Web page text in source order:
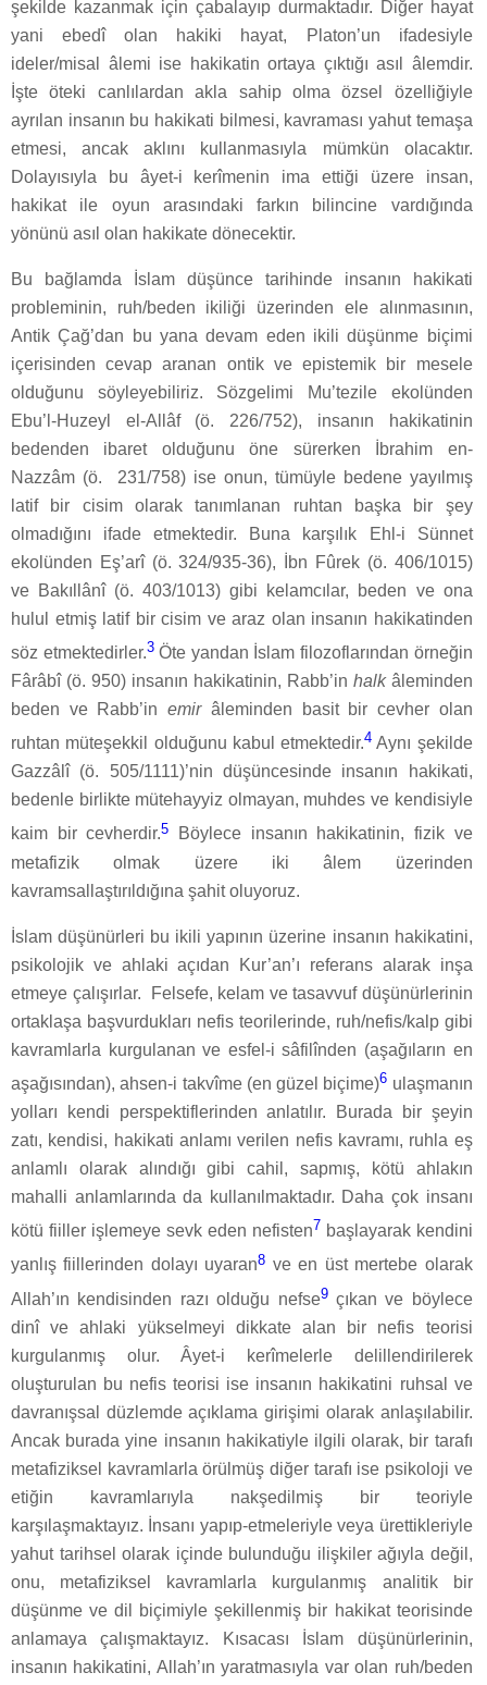
şekilde kazanmak için çabalayıp durmaktadır. Diğer hayat
yani ebedî olan hakiki hayat, Platon’un ifadesiyle
ideler/misal âlemi ise hakikatin ortaya çıktığı asıl âlemdir.
İşte öteki canlılardan akla sahip olma özsel özelliğiyle
ayrılan insanın bu hakikati bilmesi, kavraması yahut temaşa
etmesi, ancak aklını kullanmasıyla mümkün olacaktır.
Dolayısıyla bu âyet-i kerîmenin ima ettiği üzere insan,
hakikat ile oyun arasındaki farkın bilincine vardığında
yönünü asıl olan hakikate dönecektir.
Bu bağlamda İslam düşünce tarihinde insanın hakikati
probleminin, ruh/beden ikiliği üzerinden ele alınmasının,
Antik Çağ’dan bu yana devam eden ikili düşünme biçimi
içerisinden cevap aranan ontik ve epistemik bir mesele
olduğunu söyleyebiliriz. Sözgelimi Mu’tezile ekolünden
Ebu’l-Huzeyl el-Allâf (ö. 226/752), insanın hakikatinin
bedenden ibaret olduğunu öne sürerken İbrahim en-
Nazzâm (ö.
231/758) ise onun, tümüyle bedene yayılmış
latif bir cisim olarak tanımlanan ruhtan başka bir şey
olmadığını ifade etmektedir. Buna karşılık Ehl-i Sünnet
ekolünden Eş’arî (ö. 324/935-36), İbn Fûrek (ö. 406/1015)
ve Bakıllânî (ö. 403/1013) gibi kelamcılar, beden ve ona
hulul etmiş latif bir cisim ve araz olan insanın hakikatinden
söz etmektedirler.3Öte yandan İslam filozoflarından örneğin
Fârâbî (ö. 950) insanın hakikatinin, Rabb’in halkâleminden
beden ve Rabb’inemirâleminden basit bir cevher olan
ruhtan müteşekkil olduğunu kabul etmektedir.4 Aynı şekilde
Gazzâlî (ö. 505/1111)’nin düşüncesinde insanın hakikati,
bedenle birlikte mütehayyiz olmayan, muhdes ve kendisiyle
kaim bir cevherdir.5 Böylece insanın hakikatinin, fizik ve
metafizik olmak üzere iki âlem üzerinden
kavramsallaştırıldığına şahit oluyoruz.
İslam düşünürleri bu ikili yapının üzerine insanın hakikatini,
psikolojik ve ahlaki açıdan Kur’an’ı referans alarak inşa
etmeye çalışırlar.
Felsefe, kelam ve tasavvuf düşünürlerinin
ortaklaşa başvurdukları nefis teorilerinde, ruh/nefis/kalp gibi
kavramlarla kurgulanan ve esfel-i sâfilînden (aşağıların en
aşağısından), ahsen-i takvîme (en güzel biçime)6 ulaşmanın
yolları kendi perspektiflerinden anlatılır. Burada bir şeyin
zatı, kendisi, hakikati anlamı verilen nefis kavramı, ruhla eş
anlamlı olarak alındığı gibi cahil, sapmış, kötü ahlakın
mahalli anlamlarında da kullanılmaktadır. Daha çok insanı
kötü fiiller işlemeye sevk eden nefisten7 başlayarak kendini
yanlış fiillerinden dolayı uyaran8 ve en üst mertebe olarak
Allah’ın kendisinden razı olduğu nefse9çıkan ve böylece
dinî ve ahlaki yükselmeyi dikkate alan bir nefis teorisi
kurgulanmış olur. Âyet-i kerîmelerle delillendirilerek
oluşturulan bu nefis teorisi ise insanın hakikatini ruhsal ve
davranışsal düzlemde açıklama girişimi olarak anlaşılabilir.
Ancak burada yine insanın hakikatiyle ilgili olarak, bir tarafı
metafiziksel kavramlarla örülmüş diğer tarafı ise psikoloji ve
etiğin kavramlarıyla nakşedilmiş bir teoriyle
karşılaşmaktayız. İnsanı yapıp-etmeleriyle veya ürettikleriyle
yahut tarihsel olarak içinde bulunduğu ilişkiler ağıyla değil,
onu, metafiziksel kavramlarla kurgulanmış analitik bir
düşünme ve dil biçimiyle şekillenmiş bir hakikat teorisinde
anlamaya çalışmaktayız. Kısacası İslam düşünürlerinin,
insanın hakikatini, Allah’ın yaratmasıyla var olan ruh/beden